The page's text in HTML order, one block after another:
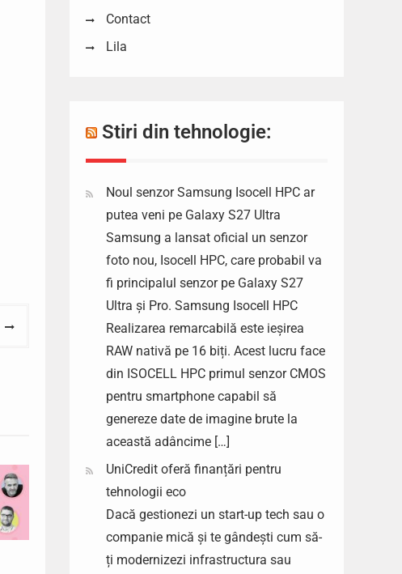
Contact
Lila
Stiri din tehnologie:
Noul senzor Samsung Isocell HPC ar
putea veni pe Galaxy S27 Ultra
Samsung a lansat oficial un senzor
foto nou, Isocell HPC, care probabil va
fi principalul senzor pe Galaxy S27
Ultra și Pro. Samsung Isocell HPC
Realizarea remarcabilă este ieșirea
RAW nativă pe 16 biți. Acest lucru face
din ISOCELL HPC primul senzor CMOS
pentru smartphone capabil să
genereze date de imagine brute la
această adâncime […]
UniCredit oferă finanțări pentru
tehnologii eco
Dacă gestionezi un start-up tech sau o
companie mică și te gândești cum să-
ți modernizezi infrastructura sau